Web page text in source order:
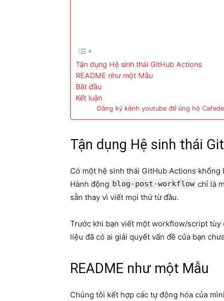
Tận dụng Hệ sinh thái GitHub Actions
README như một Mẫu
Bắt đầu
Kết luận
Đăng ký kênh youtube để ủng hộ
Tận dụng Hệ sinh thái
Có một hệ sinh thái GitHub Actions khổng
Hành động blog-post-workflow chỉ là
sẵn thay vì viết mọi thứ từ đầu.
Trước khi bạn viết một workflow/script tùy
liệu đã có ai giải quyết vấn đề của bạn
README như một Mẫu
Chúng tôi kết hợp các tự động hóa của